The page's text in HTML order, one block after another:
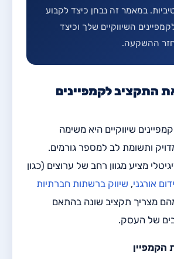
במאמר זה נבחן כיצד לקבוע
השיווקיים שלך וכיצד
ההשקעה.
התקציב לקמפיינים
שיווקיים היא משימה
ותשומת לב למספר גורמים.
מציע מגוון רחב של ערוצים (כגון
אורגני, שיווק ברשתות חברתיות
מצריך תקציב שונה בהתאם
של העסק.
הקמפיין